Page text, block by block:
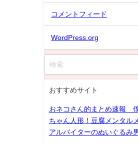
コメントフィード
WordPress.org
おすすめサイト
おネコさん的まとめ速報
ちゃん人形！豆腐メンタル
アルバイターのぬいぐるみ